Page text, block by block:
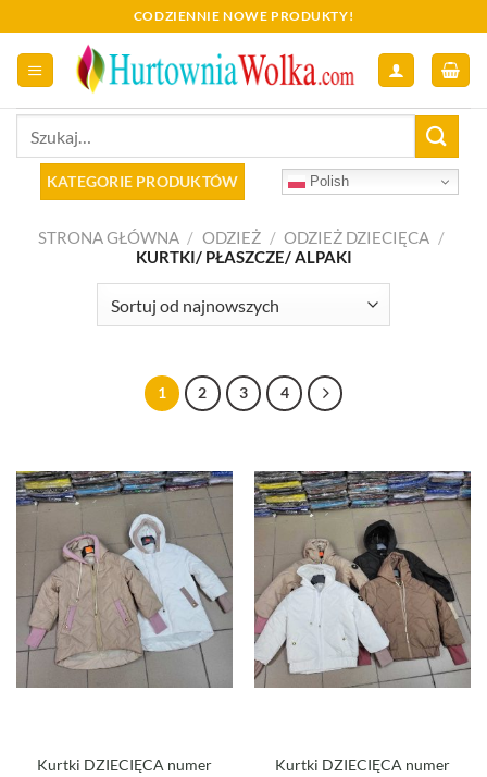
to
content
CODZIENNIE NOWE PRODUKTY!
KATEGORIE PRODUKTÓW Polish
STRONA GŁÓWNA / ODZIEŻ / ODZIEŻ DZIECIĘCA /
KURTKI/ PŁASZCZE/ ALPAKI
1 2 3 4
Kurtki DZIECIĘCA numer
Kurtki DZIECIĘCA numer